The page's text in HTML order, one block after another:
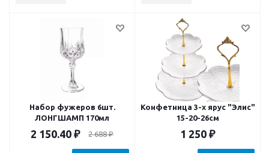
Набор фужеров 6шт.
ЛОНГШАМП 170мл
2 150.40 ₽ 2 688₽
Конфетница 3-х ярус "Элис"
15-20-26см
1 250 ₽